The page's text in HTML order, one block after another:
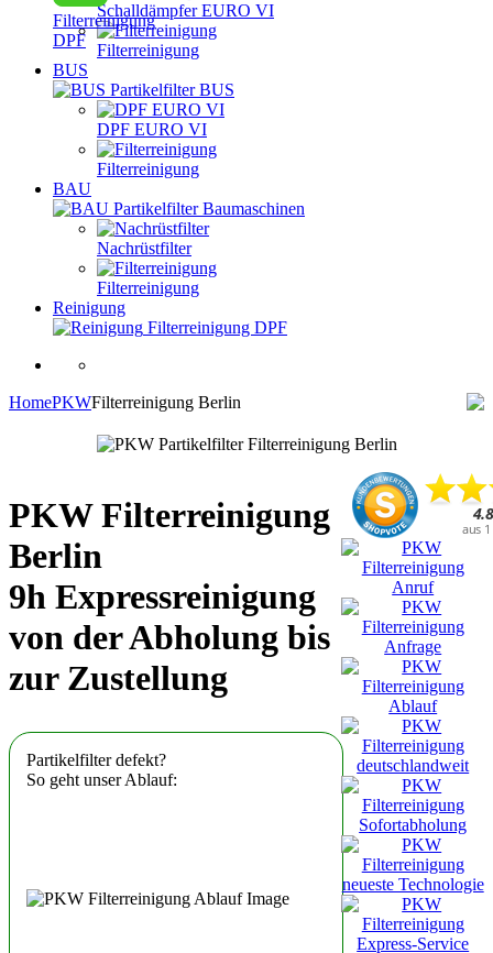
Filterreinigung
DPF
Schalldämpfer EURO VI
Filterreinigung
BUS
Partikelfilter BUS
DPF EURO VI
Filterreinigung
BAU
Partikelfilter Baumaschinen
Nachrüstfilter
Filterreinigung
Reinigung
Filterreinigung DPF
HomePKWFilterreinigung Berlin
PKW Filterreinigung
Berlin
9h Expressreinigung
von der Abholung bis
zur Zustellung
Partikelfilter defekt?
So geht unser Ablauf: